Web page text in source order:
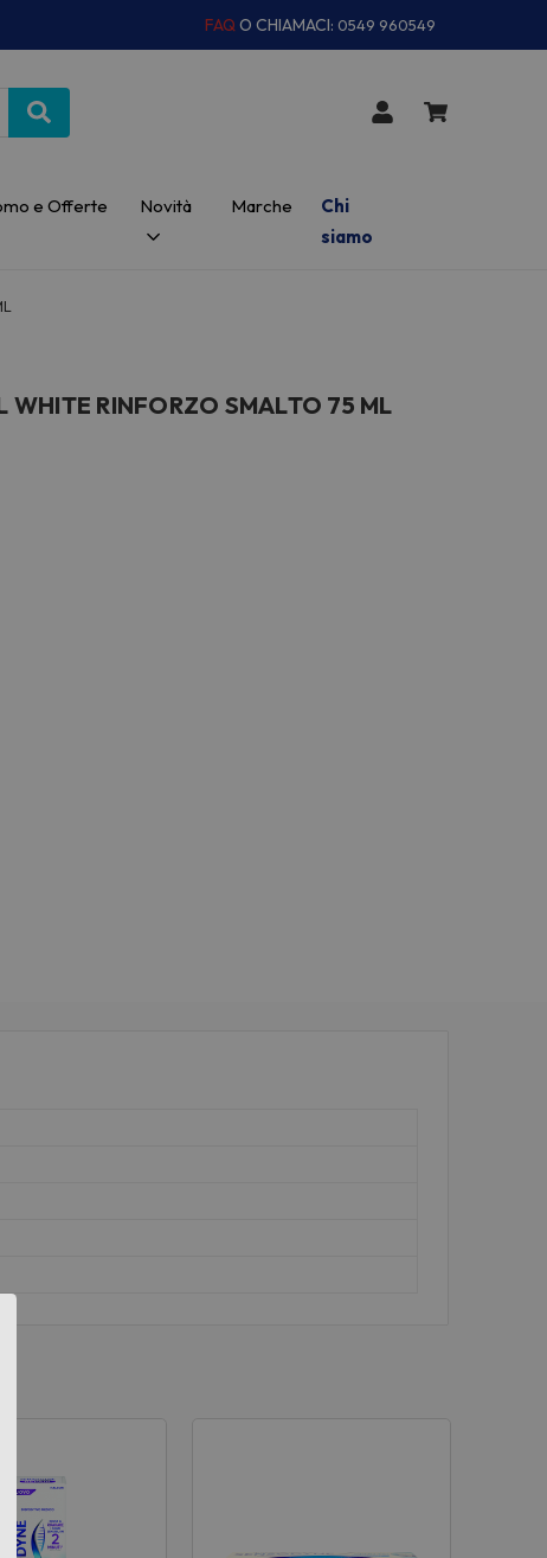
FAQ O CHIAMACI: 0549 960549
e Offerte Novità Marche
Chi
siamo
WHITE RINFORZO SMALTO 75 ML